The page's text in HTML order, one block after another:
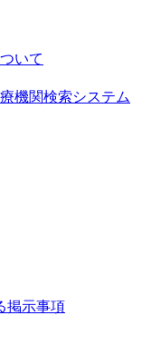
いて
機関検索システム
掲示事項